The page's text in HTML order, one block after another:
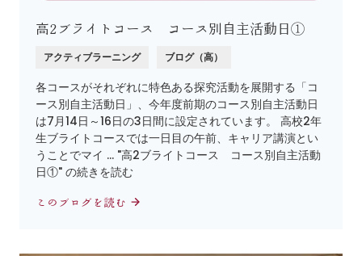
高2ブライトコース コース別自主活動日①
アクティブラーニング ブログ（高）
各コースがそれぞれに特色ある探究活動を展開する「コ
ース別自主活動日」、今年度前期のコース別自主活動日
は7月14日～16日の3日間に設定されています。 高校2年
生ブライトコースでは一日目の午前、キャリア講演とい
うことでマイ … "高2ブライトコース コース別自主活動
日①" の続きを読む
このブログを読む